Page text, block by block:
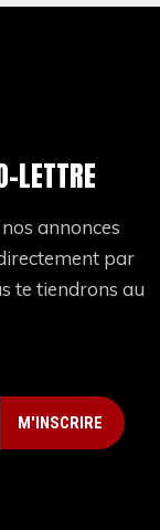
LETTRE
annonces
par
te tiendrons au